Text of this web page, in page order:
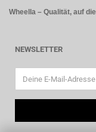
Wheella – Qualität, auf
NEWSLETTER